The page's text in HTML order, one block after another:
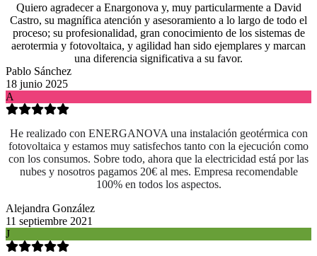
Quiero agradecer a Enargonova y, muy particularmente a David
Castro, su magnífica atención y asesoramiento a lo largo de todo el
proceso; su profesionalidad, gran conocimiento de los sistemas de
aerotermia y fotovoltaica, y agilidad han sido ejemplares y marcan
una diferencia significativa a su favor.
Pablo Sánchez
18 junio 2025
A
He realizado con ENERGANOVA una instalación geotérmica con
fotovoltaica y estamos muy satisfechos tanto con la ejecución como
con los consumos. Sobre todo, ahora que la electricidad está por las
nubes y nosotros pagamos 20€ al mes. Empresa recomendable
100% en todos los aspectos.
Alejandra González
11 septiembre 2021
J